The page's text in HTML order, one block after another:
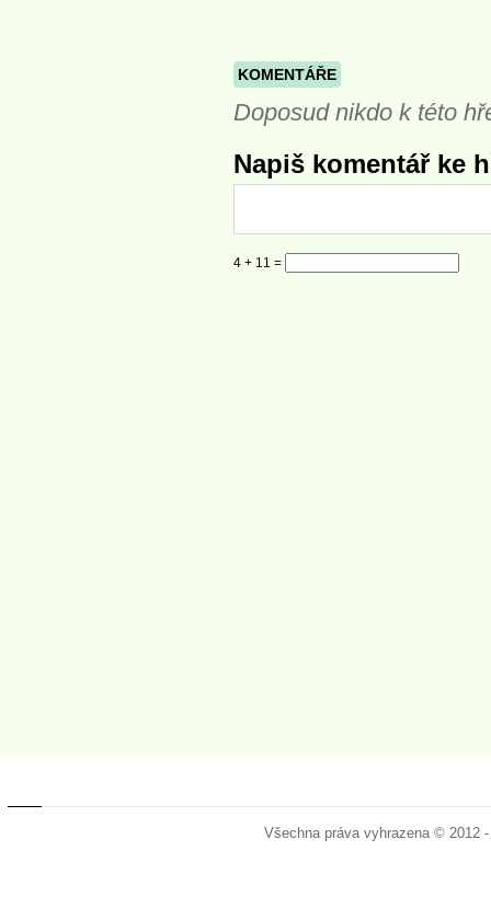
KOMENTÁŘE
Doposud nikdo k této
Napiš komentář ke
4 + 11 =
Všechna práva vyhrazena © 2012